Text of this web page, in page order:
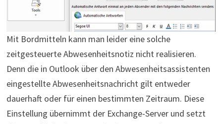
Mit Bordmitteln kann man leider eine solche
zeitgesteuerte Abwesenheitsnotiz nicht realisieren.
Denn die in Outlook über den Abwesenheitsassistenten
eingestellte Abwesenheitsnachricht gilt entweder
dauerhaft oder für einen bestimmten Zeitraum. Diese
Einstellung übernimmt der Exchange-Server und setzt